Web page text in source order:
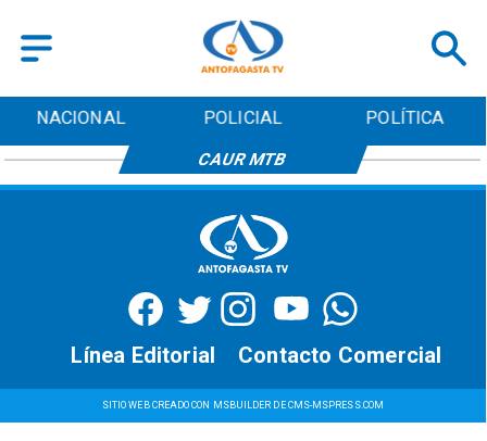
NACIONAL POLICIAL POLÍTICA
CAUR MTB
SITIO WEB CREADO CON MSBUILDER DE CMS-MSPRESS.COM
Contacto Comercial
Línea Editorial